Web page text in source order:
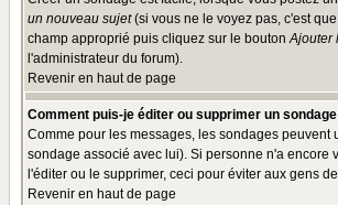
un nouveau sujet(si vous ne le voyez pas, c'est
champ approprié puis cliquez sur le boutonAjouter
l'administrateur du forum).
Revenir en haut de page
Comment puis-je éditer ou supprimer un
Comme pour les messages, les sondages
sondage associé avec lui). Si personne n'a encore
l'éditer ou le supprimer, ceci pour éviter aux gens
Revenir en haut de page